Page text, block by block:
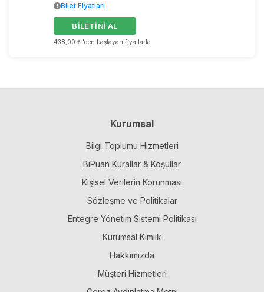
438,00 ₺ 'den başlayan fiyatlarla
BİLETİNİ AL
Bilet Fiyatları
Kurumsal
Bilgi Toplumu Hizmetleri
BiPuan Kurallar & Koşullar
Kişisel Verilerin Korunması
Sözleşme ve Politikalar
Entegre Yönetim Sistemi Politikası
Kurumsal Kimlik
Hakkımızda
Müşteri Hizmetleri